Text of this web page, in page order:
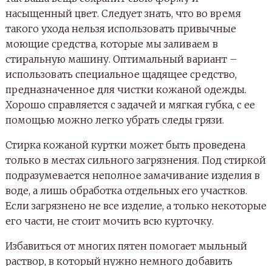
насыщенный цвет. Следует знать, что во время
такого ухода нельзя использовать привычные
моющие средства, которые мы заливаем в
стиральную машину. Оптимальный вариант –
использовать специальное щадящее средство,
предназначенное для чистки кожаной одежды.
Хорошо справляется с задачей и мягкая губка, с ее
помощью можно легко убрать следы грязи.
Стирка кожаной куртки может быть проведена
только в местах сильного загрязнения. Под стиркой
подразумевается неполное замачивание изделия в
воде, а лишь обработка отдельных его участков.
Если загрязнено не все изделие, а только некоторые
его части, не стоит мочить всю курточку.
Избавиться от многих пятен помогает мыльный
раствор, в который нужно немного добавить